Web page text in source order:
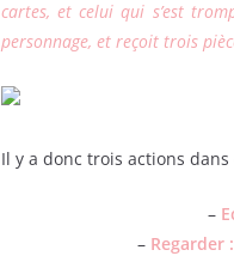
cartes, et celui qui s’est
personnage, et reçoit trois
Il y a donc trois actions dans
–
– Regarder :